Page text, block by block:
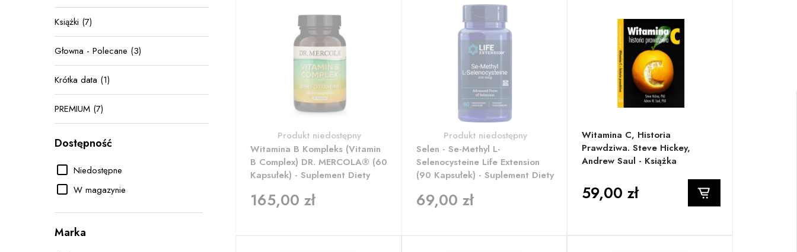
Książki (7)
Głowna - Polecane (3)
Krótka data (1)
PREMIUM (7)
Dostępność
Niedostępne
W magazynie
Marka
Produkt niedostępny
Witamina B Kompleks (Vitamin
B Complex) DR. MERCOLA® (60
Kapsułek) - Suplement Diety
165,00 zł
Produkt niedostępny
Selen - Se-Methyl L-
Selenocysteine Life Extension
(90 Kapsułek) - Suplement Diety
69,00 zł
Witamina C, Historia
Prawdziwa. Steve Hickey,
Andrew Saul - Książka
59,00 zł